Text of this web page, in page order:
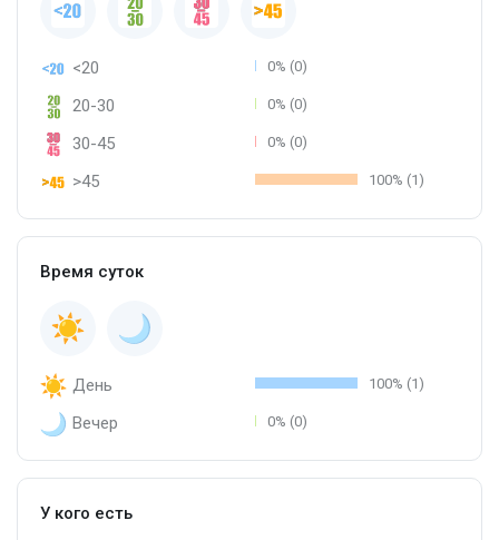
<20 0% (0)
20-30 0% (0)
30-45 0% (0)
>45 100% (1)
Время суток
День 100% (1)
Вечер 0% (0)
У кого есть